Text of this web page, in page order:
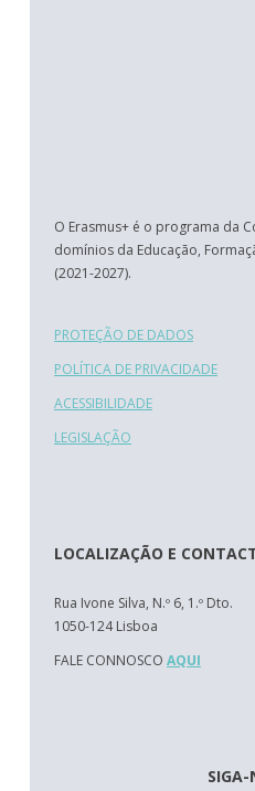
O Erasmus+ é o programa da
domínios da Educação,
(2021-2027).
PROTEÇÃO DE DADOS
POLÍTICA DE PRIVACIDADE
ACESSIBILIDADE
LEGISLAÇÃO
LOCALIZAÇÃO E
Rua Ivone Silva, N.º 6, 1.º Dto.
1050-124 Lisboa
FALE CONNOSCO AQUI
SIGA-